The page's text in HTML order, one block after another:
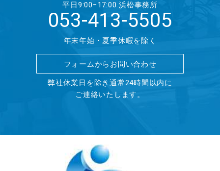
平日9:00−17:00 浜松事務所
053-413-5505
年末年始・夏季休暇を除く
フォームからお問い合わせ
弊社休業日を除き通常24時間以内に
ご連絡いたします。